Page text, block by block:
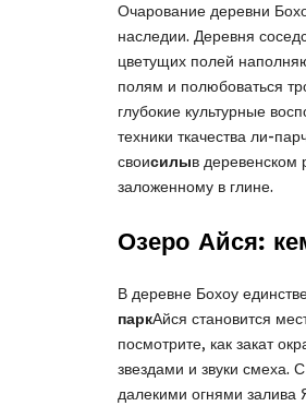
Очарование деревни
наследии. Деревня
цветущих полей
полям и полюбоваться
глубокие культурные
техники ткачества ли-
своисилыв деревенском
заложенному в глине.
Озеро Айся:
В деревне Бохоу
паркАйся становится
посмотрите, как закат
звездами и звуки смеха.
далекими огнями залива